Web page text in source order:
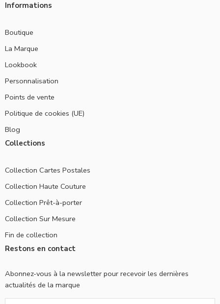
Informations
Boutique
La Marque
Lookbook
Personnalisation
Points de vente
Politique de cookies (UE)
Blog
Collections
Collection Cartes Postales
Collection Haute Couture
Collection Prêt-à-porter
Collection Sur Mesure
Fin de collection
Restons en contact
Abonnez-vous à la newsletter pour recevoir les dernières
actualités de la marque